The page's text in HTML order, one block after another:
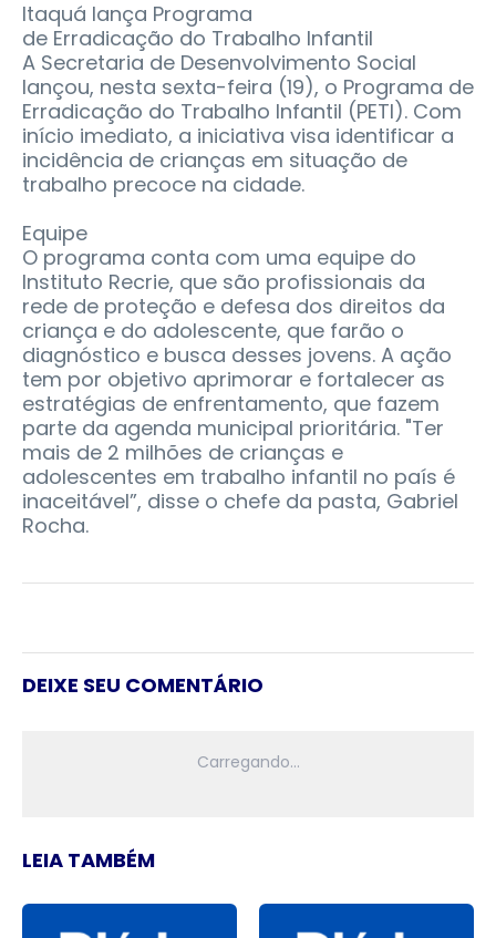
Itaquá lança Programa
de Erradicação do Trabalho Infantil
A Secretaria de Desenvolvimento Social
lançou, nesta sexta-feira (19), o Programa de
Erradicação do Trabalho Infantil (PETI). Com
início imediato, a iniciativa visa identificar a
incidência de crianças em situação de
trabalho precoce na cidade.
Equipe
O programa conta com uma equipe do
Instituto Recrie, que são profissionais da
rede de proteção e defesa dos direitos da
criança e do adolescente, que farão o
diagnóstico e busca desses jovens. A ação
tem por objetivo aprimorar e fortalecer as
estratégias de enfrentamento, que fazem
parte da agenda municipal prioritária. "Ter
mais de 2 milhões de crianças e
adolescentes em trabalho infantil no país é
inaceitável”, disse o chefe da pasta, Gabriel
Rocha.
DEIXE SEU COMENTÁRIO
LEIA TAMBÉM